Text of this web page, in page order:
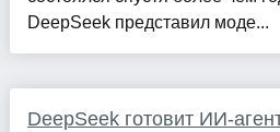
DeepSeek представил моде...
DeepSeek готовит ИИ-